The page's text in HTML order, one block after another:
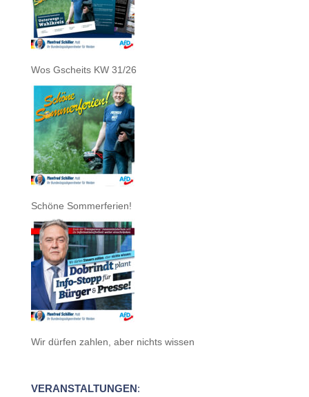
Wos Gscheits KW 31/26
Schöne Sommerferien!
Wir dürfen zahlen, aber nichts wissen
VERANSTALTUNGEN: